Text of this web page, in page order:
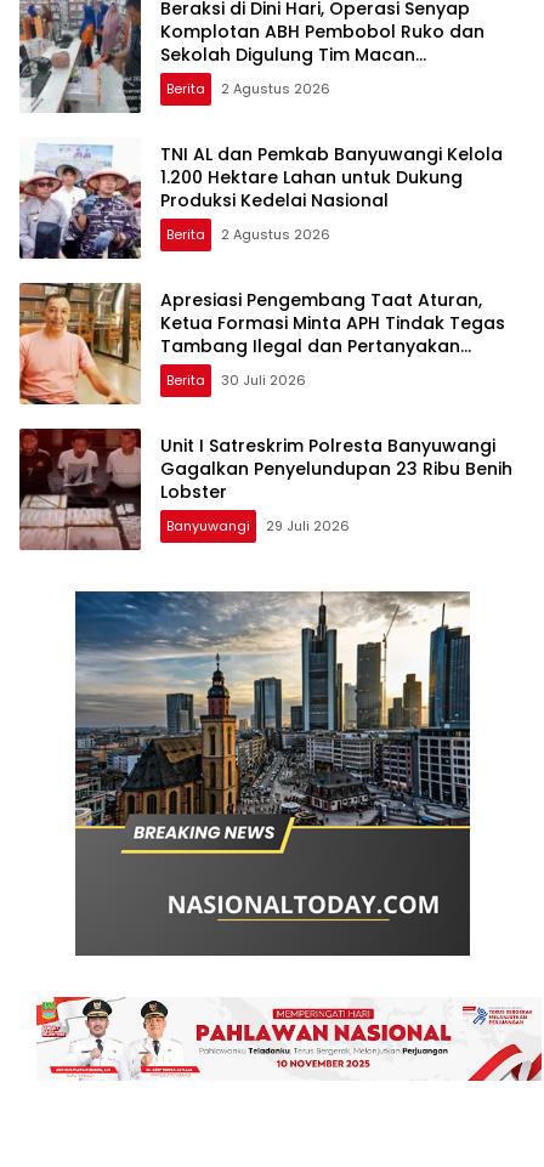
Beraksi di Dini Hari, Operasi Senyap
Komplotan ABH Pembobol Ruko dan
Sekolah Digulung Tim Macan
Blambangan
Berita 2 Agustus 2026
TNI AL dan Pemkab Banyuwangi Kelola
1.200 Hektare Lahan untuk Dukung
Produksi Kedelai Nasional
Berita 2 Agustus 2026
Apresiasi Pengembang Taat Aturan,
Ketua Formasi Minta APH Tindak Tegas
Tambang Ilegal dan Pertanyakan
Perizinan di Gambor
Berita 30 Juli 2026
Unit I Satreskrim Polresta Banyuwangi
Gagalkan Penyelundupan 23 Ribu Benih
Lobster
Banyuwangi 29 Juli 2026